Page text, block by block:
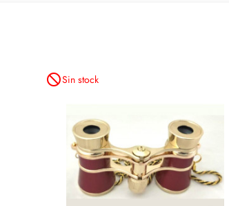
not_interestedSin stock